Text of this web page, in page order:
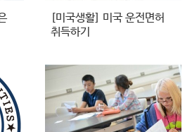
[미국생활] 미국 운전면허
취득하기